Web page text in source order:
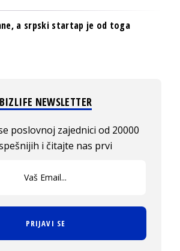
a srpski startap je od toga
BIZLIFE NEWSLETTER
poslovnoj zajednici od 20000
i čitajte nas prvi
PRIJAVI SE